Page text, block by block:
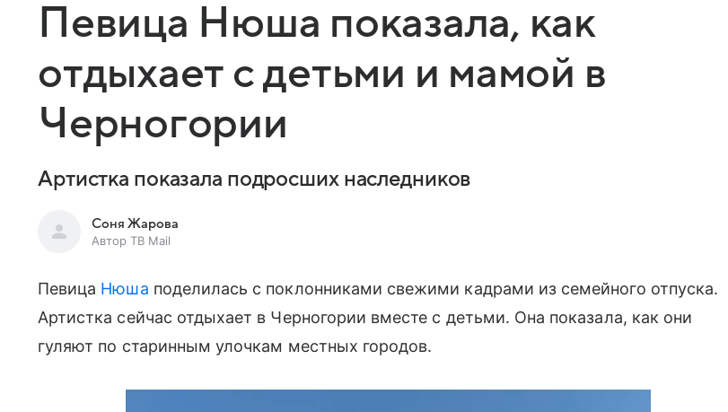
Певица Нюша показала, как
отдыхает с детьми и мамой в
Черногории
Артистка показала подросших наследников
Соня Жарова
Автор ТВ Mail
Певица Нюша поделилась с поклонниками свежими кадрами из семейного отпуска.
Артистка сейчас отдыхает в Черногории вместе с детьми. Она показала, как они
гуляют по старинным улочкам местных городов.